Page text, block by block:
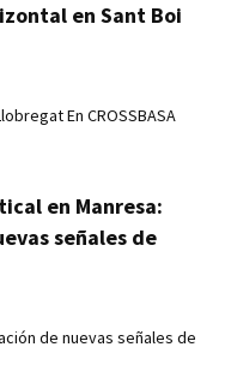
en Sant Boi
En CROSSBASA
en Manresa:
señales de
de nuevas señales de